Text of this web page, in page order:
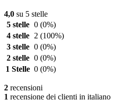
4,0 su 5 stelle
5 stelle 0 (0%)
4 stelle
2 (100%)
3 stelle 0 (0%)
2 stelle 0 (0%)
1 Stelle 0 (0%)
2 recensioni
1 recensione dei clienti in italiano